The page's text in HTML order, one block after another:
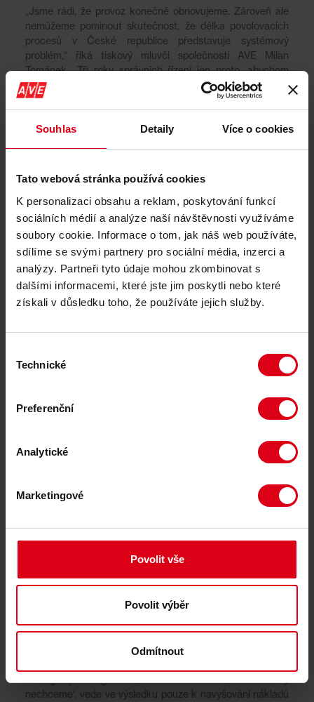
Souhlas Detaily Více o cookies
Tato webová stránka používá cookies
K personalizaci obsahu a reklam, poskytování funkcí
sociálních médií a analýze naší návštěvnosti využíváme
soubory cookie. Informace o tom, jak náš web používáte,
sdílíme se svými partnery pro sociální média, inzerci a
analýzy. Partneři tyto údaje mohou zkombinovat s
dalšími informacemi, které jste jim poskytli nebo které
získali v důsledku toho, že používáte jejich služby.
souhlasu
Technické
Preferenční
Analytické
Marketingové
Povolit vše
Povolit výběr
Odmítnout
„Jsme rádi, že provoz konečně obnovujeme. Zároveň ale
nemůžeme pominout skutečnost, že délka povolovacích
procesů v České republice představuje systémový
problém,“ říká tiskový mluvčí společnosti AVE Milan
Tománek. „Tři roky správních řízení jen proto, abychom
mohli využít kapacitu, která je fyzicky připravena a
ekologicky zabezpečena, jsou smutným obrazem
současné míry byrokratizace povolovacích procesů v
České republice,“ doplňuje Milan Tománek.
Rozšíření skládky v Čáslavi se stalo předmětem
mimořádného veřejného zájmu. V průběhu procesu EIA i
navazujícího správního řízení bylo vypořádáno výjimečně
velké množství připomínek a námitek ze strany občanů,
spolků, zastupitelů i orgánů veřejné moci. Závazné
stanovisko EIA i pravomocné integrované povolení přesto
potvrdily přípustnost záměru.
„Každá připomínka musela být řádně vypořádána, a tak
je v souladu s legislativou, je bezpečný pro životní
odpadového hospodářství v regionu,“ uvádí Milan
Přerušení provozu první fáze skládky od 1. ledna 2025
mělo přímý dopad na odpadové hospodářství
než devadesáti dalších obcí musel být po dobu přerušení
provozu odvážen do podstatně vzdálenějších zařízení, což
environmentální stopu. Regionální odpadové hospodářství
tak po tuto dobu fungovalo v krizovém režimu.
„Zvýšené dojezdové vzdálenosti svozových vozidel, vyšší
Středočeském kraji, navýšení spotřeby pohonných hmot,
růst nákladů na svoz a likvidaci odpadů promítající se do
nárůst uhlíkové stopy. To vše představuje bilanci činnosti
formalizace povolovacích procesů k tomu, aby znemožnily
provoz zařízení sloužících ve svém důsledku veřejnému
nechceme‘, vede ve výsledku pouze k navyšování nákladů